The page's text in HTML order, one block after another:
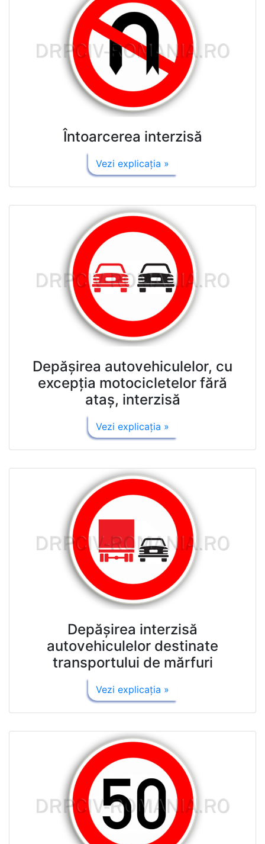
Întoarcerea interzisă
Vezi explicaţia »
Depăşirea autovehiculelor, cu
excepţia motocicletelor fără
ataş, interzisă
Vezi explicaţia »
Depăşirea interzisă
autovehiculelor destinate
transportului de mărfuri
Vezi explicaţia »